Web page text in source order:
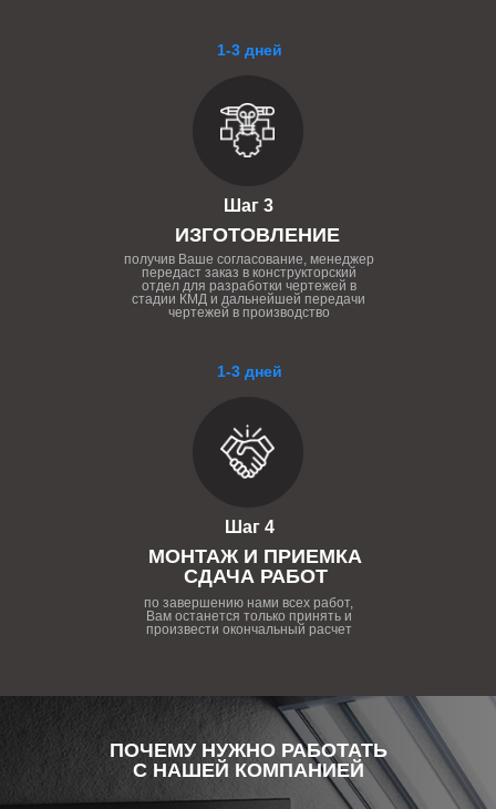
1-3 дней
Шаг 4
МОНТАЖ И ПРИЕМКА
СДАЧА РАБОТ
по завершению нами всех работ,
Вам останется только принять и
произвести окончальный расчет
1-3 дней
Шаг 3
ИЗГОТОВЛЕНИЕ
получив Ваше согласование, менеджер
передаст заказ в конструкторский
отдел для разработки чертежей в
стадии КМД и дальнейшей передачи
чертежей в производство
ПОЧЕМУ НУЖНО РАБОТАТЬ
С НАШЕЙ КОМПАНИЕЙ